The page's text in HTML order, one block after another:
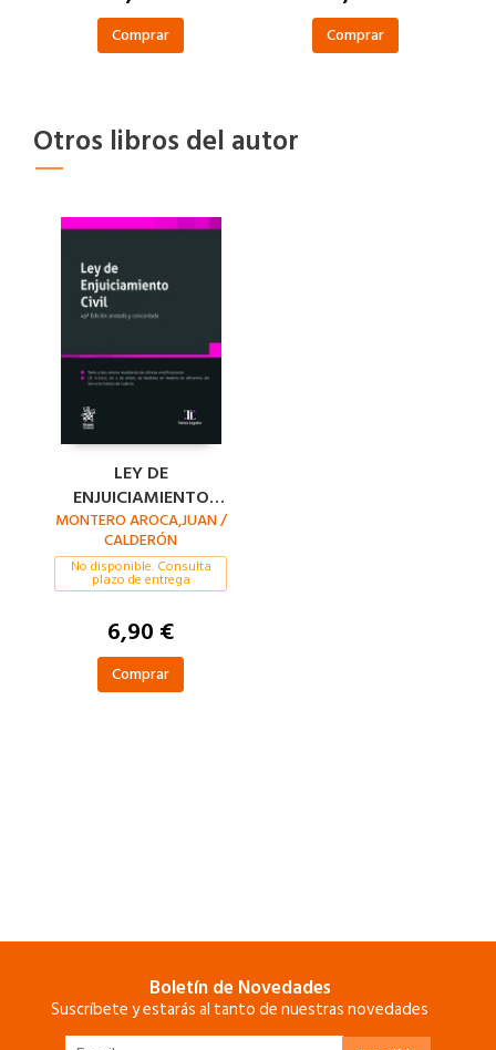
Comprar Comprar
Otros libros del autor
LEY DE
ENJUICIAMIENTO
CIVIL 45ª 2025
MONTERO AROCA,JUAN /
CALDERÓN
CUADRADO,MARÍA PÍA
No disponible. Consulta
plazo de entrega
6,90 €
Comprar
Boletín de Novedades
Suscríbete y estarás al tanto de nuestras novedades